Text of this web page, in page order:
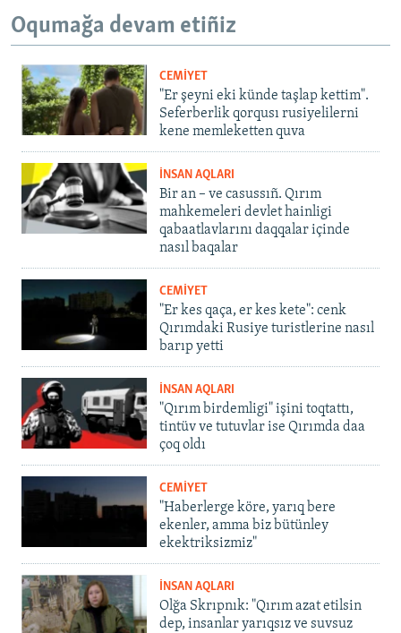
Oqumağa devam etiñiz
CEMİYET
"Er şeyni eki künde taşlap kettim".
Seferberlik qorqusı rusiyelilerni
kene memleketten quva
İNSAN AQLARI
Bir an – ve casussıñ. Qırım
mahkemeleri devlet hainligi
qabaatlavlarını daqqalar içinde
nasıl baqalar
CEMİYET
"Er kes qaça, er kes kete": cenk
Qırımdaki Rusiye turistlerine nasıl
barıp yetti
İNSAN AQLARI
"Qırım birdemligi" işini toqtattı,
tintüv ve tutuvlar ise Qırımda daa
çoq oldı
CEMİYET
"Haberlerge köre, yarıq bere
ekenler, amma biz bütünley
ekektriksizmiz"
İNSAN AQLARI
Olğa Skrıpnık: "Qırım azat etilsin
dep, insanlar yarıqsız ve suvsuz